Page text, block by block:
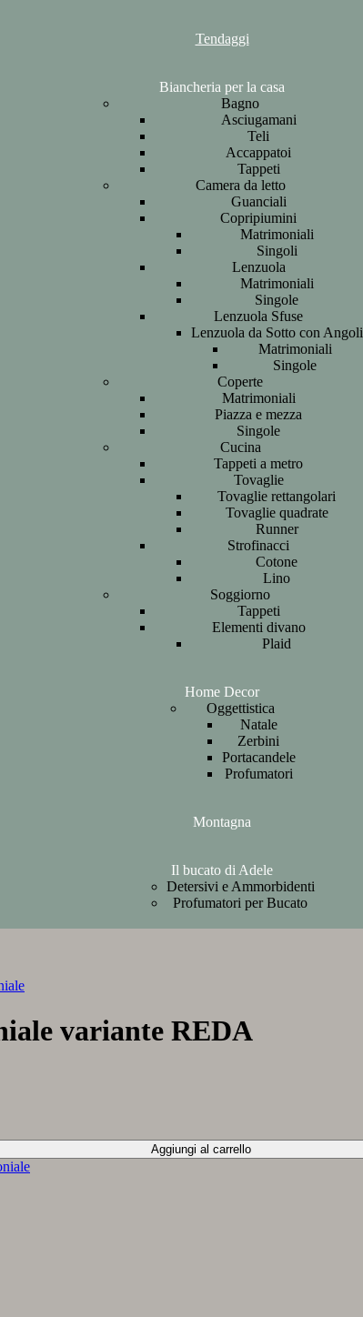
Tendaggi
Biancheria per la casa
Bagno
Asciugamani
Teli
Accappatoi
Tappeti
Camera da letto
Guanciali
Copripiumini
Matrimoniali
Singoli
Lenzuola
Matrimoniali
Singole
Lenzuola Sfuse
Lenzuola da Sotto con Angoli
Matrimoniali
Singole
Coperte
Matrimoniali
Piazza e mezza
Singole
Cucina
Tappeti a metro
Tovaglie
Tovaglie rettangolari
Tovaglie quadrate
Runner
Strofinacci
Cotone
Lino
Soggiorno
Tappeti
Elementi divano
Plaid
Home Decor
Oggettistica
Natale
Zerbini
Portacandele
Profumatori
Montagna
Il bucato di Adele
Detersivi e Ammorbidenti
Profumatori per Bucato
variante REDA
Aggiungi al carrello